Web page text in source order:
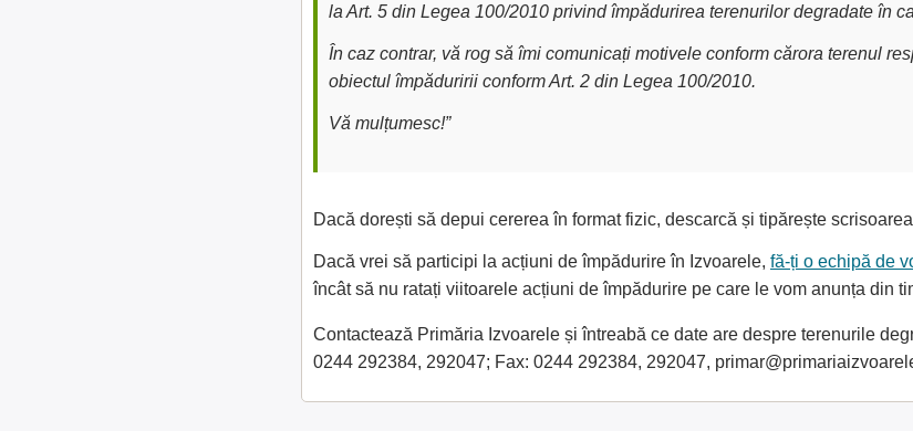
la Art. 5 din Legea 100/2010 privind împădurirea terenurilor degradate în
În caz contrar, vă rog să îmi comunicați motivele conform cărora terenul
obiectul împăduririi conform Art. 2 din Legea 100/2010.
Vă mulțumesc!”
Dacă dorești să depui cererea în format fizic, descarcă și tipărește
Dacă vrei să participi la acțiuni de împădurire în Izvoarele, fă-ți o echipă de
încât să nu ratați viitoarele acțiuni de împădurire pe care le vom anunța din
Contactează Primăria Izvoarele și întreabă ce date are despre terenurile
0244 292384, 292047; Fax: 0244 292384, 292047,